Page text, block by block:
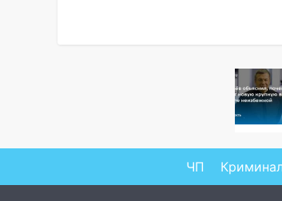
В следственном
управлении состоялось
торжественное
приуроченное к
Дня сотрудника органов
следствия Российской
Федерации
ЧП